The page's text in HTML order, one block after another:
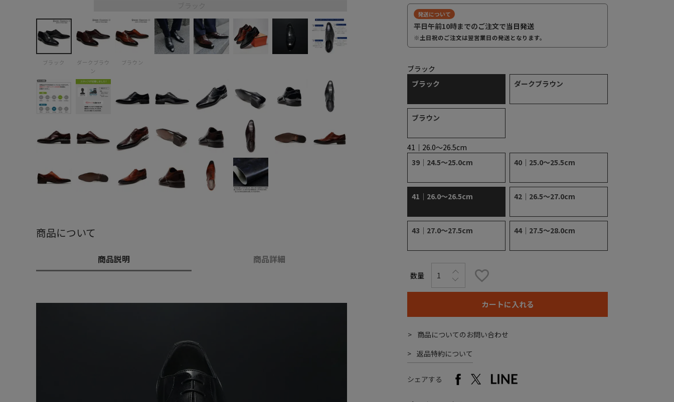
ダークブラウン ブラウン
ブラック
ダークブラウ
ン
ブラウン
発送について
平日午前10時までのご注文で当日発送
※土日祝のご注文は翌営業日の発送となります。
41｜26.0～26.5cm
39｜24.5～25.0cm
40｜25.0～25.5cm
41｜26.0～26.5cm 42｜26.5～27.0cm
43｜27.0～27.5cm 44｜27.5～28.0cm
ブラック
ブラック
ダークブラウン
ブラウン
カートに入れる
商品についてのお問い合わせ
返品特約について
シェアする
商品について
商品説明 商品詳細